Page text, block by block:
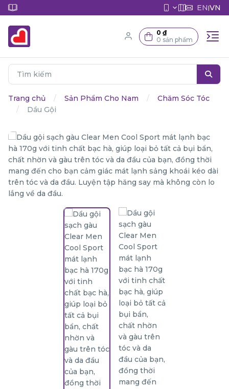
EN|VN
0 ₫
0 sản phẩm
Trang chủ Sản Phẩm Cho Nam
Chăm Sóc Tóc
Dầu Gội